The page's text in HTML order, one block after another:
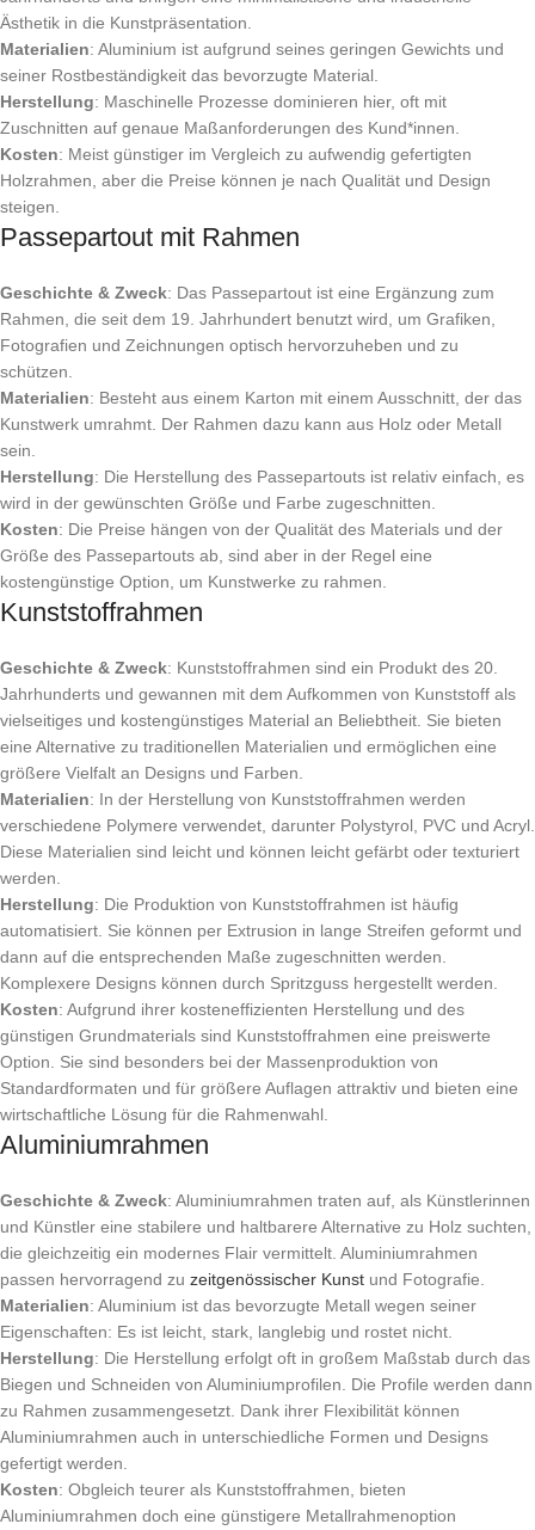
Ästhetik in die Kunstpräsentation.
Materialien: Aluminium ist aufgrund seines geringen Gewichts und
seiner Rostbeständigkeit das bevorzugte Material.
Herstellung: Maschinelle Prozesse dominieren hier, oft mit
Zuschnitten auf genaue Maßanforderungen des Kund*innen.
Kosten: Meist günstiger im Vergleich zu aufwendig gefertigten
Holzrahmen, aber die Preise können je nach Qualität und Design
steigen.
Passepartout mit Rahmen
Geschichte & Zweck: Das Passepartout ist eine Ergänzung zum
Rahmen, die seit dem 19. Jahrhundert benutzt wird, um Grafiken,
Fotografien und Zeichnungen optisch hervorzuheben und zu
schützen.
Materialien: Besteht aus einem Karton mit einem Ausschnitt, der das
Kunstwerk umrahmt. Der Rahmen dazu kann aus Holz oder Metall
sein.
Herstellung: Die Herstellung des Passepartouts ist relativ einfach, es
wird in der gewünschten Größe und Farbe zugeschnitten.
Kosten: Die Preise hängen von der Qualität des Materials und der
Größe des Passepartouts ab, sind aber in der Regel eine
kostengünstige Option, um Kunstwerke zu rahmen.
Kunststoffrahmen
Geschichte & Zweck: Kunststoffrahmen sind ein Produkt des 20.
Jahrhunderts und gewannen mit dem Aufkommen von Kunststoff als
vielseitiges und kostengünstiges Material an Beliebtheit. Sie bieten
eine Alternative zu traditionellen Materialien und ermöglichen eine
größere Vielfalt an Designs und Farben.
Materialien: In der Herstellung von Kunststoffrahmen werden
verschiedene Polymere verwendet, darunter Polystyrol, PVC und Acryl.
Diese Materialien sind leicht und können leicht gefärbt oder texturiert
werden.
Herstellung: Die Produktion von Kunststoffrahmen ist häufig
automatisiert. Sie können per Extrusion in lange Streifen geformt und
dann auf die entsprechenden Maße zugeschnitten werden.
Komplexere Designs können durch Spritzguss hergestellt werden.
Kosten: Aufgrund ihrer kosteneffizienten Herstellung und des
günstigen Grundmaterials sind Kunststoffrahmen eine preiswerte
Option. Sie sind besonders bei der Massenproduktion von
Standardformaten und für größere Auflagen attraktiv und bieten eine
wirtschaftliche Lösung für die Rahmenwahl.
Aluminiumrahmen
Geschichte & Zweck: Aluminiumrahmen traten auf, als Künstlerinnen
und Künstler eine stabilere und haltbarere Alternative zu Holz suchten,
die gleichzeitig ein modernes Flair vermittelt. Aluminiumrahmen
passen hervorragend zu zeitgenössischer Kunst und Fotografie.
Materialien: Aluminium ist das bevorzugte Metall wegen seiner
Eigenschaften: Es ist leicht, stark, langlebig und rostet nicht.
Herstellung: Die Herstellung erfolgt oft in großem Maßstab durch das
Biegen und Schneiden von Aluminiumprofilen. Die Profile werden dann
zu Rahmen zusammengesetzt. Dank ihrer Flexibilität können
Aluminiumrahmen auch in unterschiedliche Formen und Designs
gefertigt werden.
Kosten: Obgleich teurer als Kunststoffrahmen, bieten
Aluminiumrahmen doch eine günstigere Metallrahmenoption